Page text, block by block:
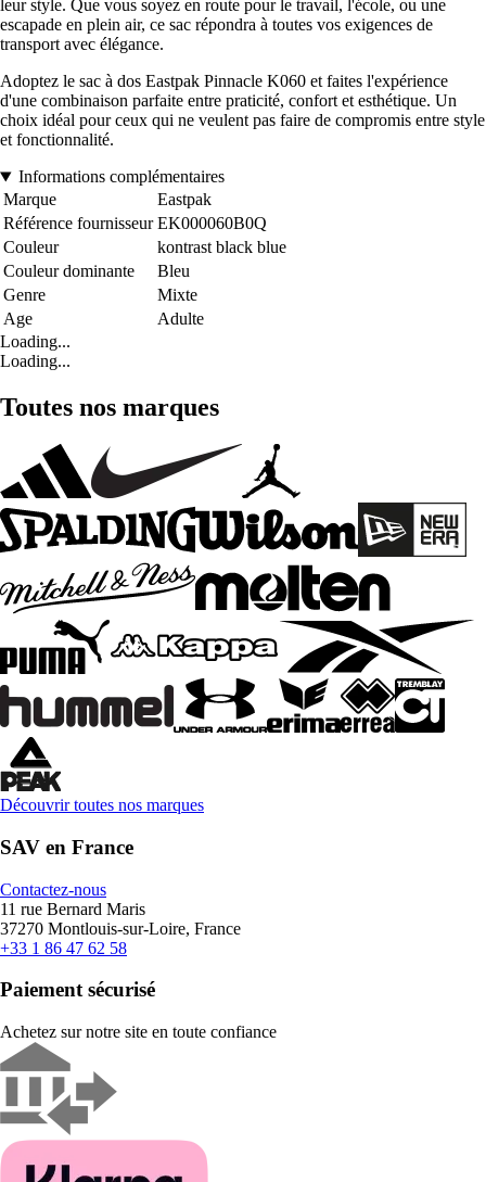
leur style. Que vous soyez en route pour le travail, l'école, ou une
escapade en plein air, ce sac répondra à toutes vos exigences de
transport avec élégance.
Adoptez le sac à dos Eastpak Pinnacle K060 et faites l'expérience
d'une combinaison parfaite entre praticité, confort et esthétique. Un
choix idéal pour ceux qui ne veulent pas faire de compromis entre style
et fonctionnalité.
Informations complémentaires
Marque
Eastpak
Référence fournisseur EK000060B0Q
Couleur
kontrast black blue
Couleur dominante
Bleu
Genre
Mixte
Age
Adulte
Loading...
Loading...
Toutes nos marques
Découvrir toutes nos marques
SAV en France
Contactez-nous
11 rue Bernard Maris
37270 Montlouis-sur-Loire, France
+33 1 86 47 62 58
Paiement sécurisé
Achetez sur notre site en toute confiance